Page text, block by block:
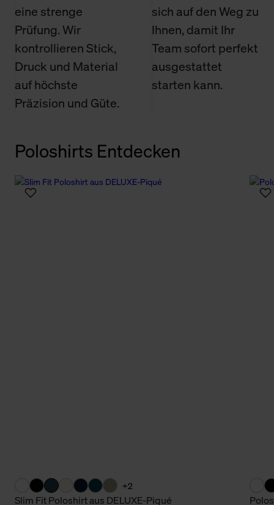
eine strenge
Prüfung. Wir
kontrollieren Stick,
Druck und Material
auf höchste
Präzision und Güte.
sich auf den Weg zu
Ihnen, damit Ihr
Team sofort perfekt
ausgestattet
starten kann.
Poloshirts Entdecken
+2
Slim Fit Poloshirt aus DELUXE-Piqué